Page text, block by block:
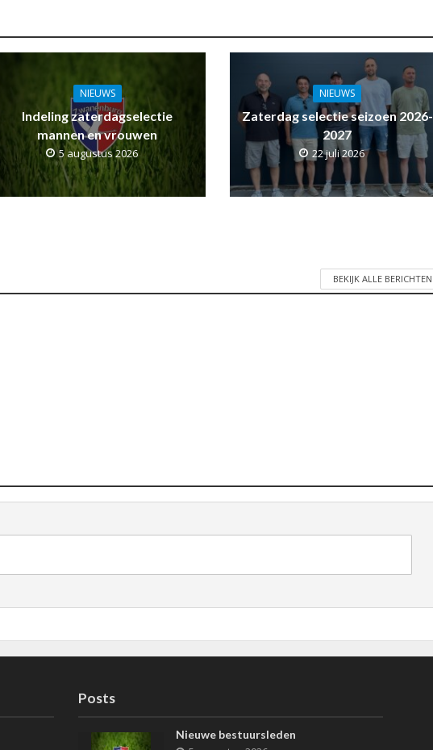
NIEUWS
Indeling zaterdagselectie
mannen en vrouwen
5 augustus 2026
NIEUWS
Zaterdag selectie seizoen 2026-
2027
22 juli 2026
BEKIJK ALLE BERICHTEN
Posts
Nieuwe bestuursleden